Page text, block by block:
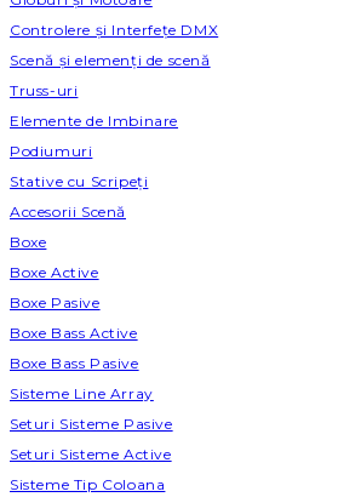
Controlere și Interfețe DMX
Scenă și elemenți de scenă
Truss-uri
Elemente de Imbinare
Podiumuri
Stative cu Scripeți
Accesorii Scenă
Boxe
Boxe Active
Boxe Pasive
Boxe Bass Active
Boxe Bass Pasive
Sisteme Line Array
Seturi Sisteme Pasive
Seturi Sisteme Active
Sisteme Tip Coloana